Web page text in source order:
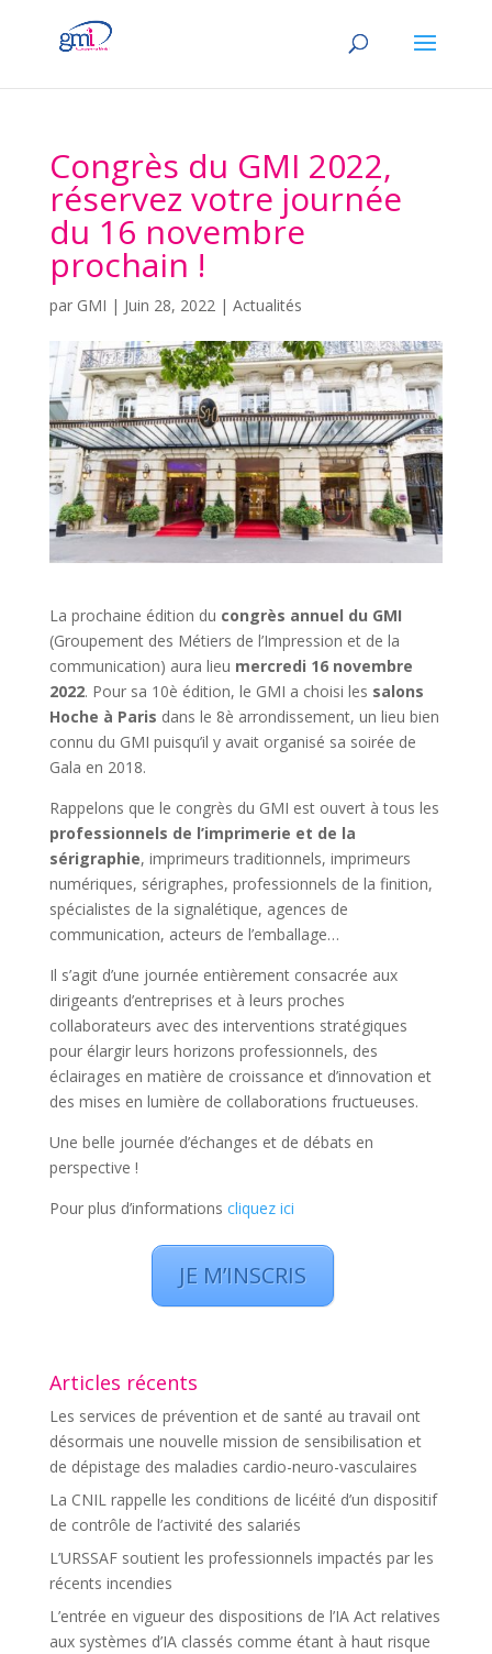
Congrès du GMI 2022,
réservez votre journée
du 16 novembre
prochain !
par GMI | Juin 28, 2022| Actualités
La prochaine édition du congrès annuel du GMI
(Groupement des Métiers de l’Impression et de la
communication) aura lieu mercredi 16 novembre
2022. Pour sa 10è édition, le GMI a choisi les salons
Hoche à Paris dans le 8è arrondissement, un lieu bien
connu du GMI puisqu’il y avait organisé sa soirée de
Gala en 2018.
Rappelons que le congrès du GMI est ouvert à tous les
professionnels de l’imprimerie et de la
sérigraphie, imprimeurs traditionnels, imprimeurs
numériques, sérigraphes, professionnels de la finition,
spécialistes de la signalétique, agences de
communication, acteurs de l’emballage…
Il s’agit d’une journée entièrement consacrée aux
dirigeants d’entreprises et à leurs proches
collaborateurs avec des interventions stratégiques
pour élargir leurs horizons professionnels, des
éclairages en matière de croissance et d’innovation et
des mises en lumière de collaborations fructueuses.
Une belle journée d’échanges et de débats en
perspective !
Pour plus d’informations cliquez ici
JE M’INSCRIS
Articles récents
Les services de prévention et de santé au travail ont
désormais une nouvelle mission de sensibilisation et
de dépistage des maladies cardio-neuro-vasculaires
La CNIL rappelle les conditions de licéité d’un dispositif
de contrôle de l’activité des salariés
L’URSSAF soutient les professionnels impactés par les
récents incendies
L’entrée en vigueur des dispositions de l’IA Act relatives
aux systèmes d’IA classés comme étant à haut risque